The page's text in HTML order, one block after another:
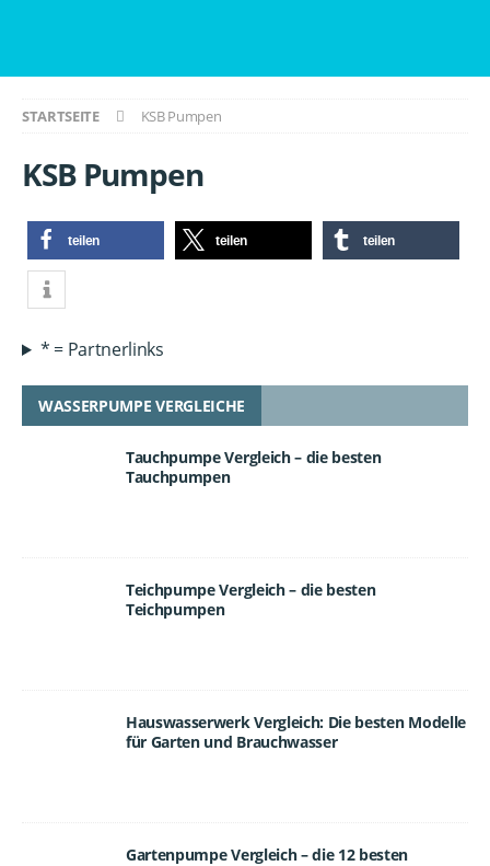
STARTSEITE KSB Pumpen
KSB Pumpen
teilen teilen teilen
* = Partnerlinks
WASSERPUMPE VERGLEICHE
Tauchpumpe Vergleich – die besten
Tauchpumpen
Teichpumpe Vergleich – die besten
Teichpumpen
Hauswasserwerk Vergleich: Die besten Modelle
für Garten und Brauchwasser
Gartenpumpe Vergleich – die 12 besten